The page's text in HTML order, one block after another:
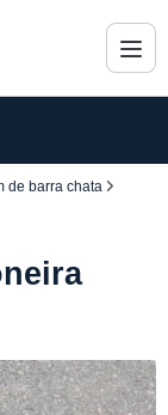
de barra chata